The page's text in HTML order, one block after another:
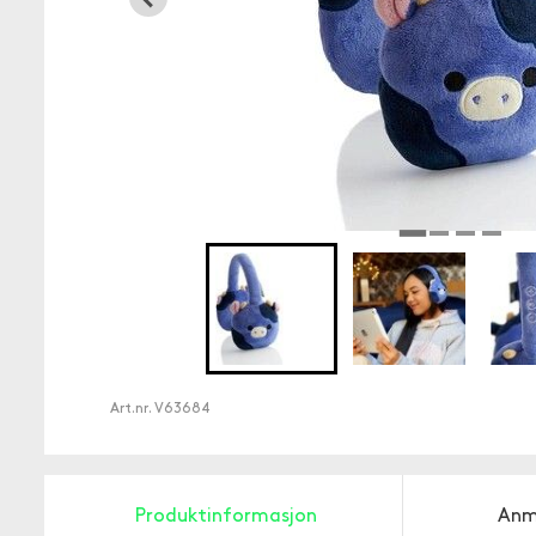
Art.nr. V63684
Produktinformasjon